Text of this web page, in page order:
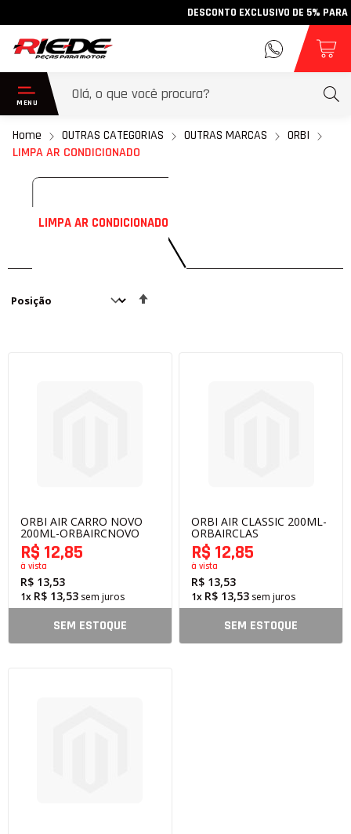
DESCONTO EXCLUSIVO DE 5% PARA
Home OUTRAS CATEGORIAS OUTRAS MARCAS
ORBI
LIMPA AR CONDICIONADO
LIMPA AR CONDICIONADO
ORBI AIR CARRO NOVO
200ML-ORBAIRCNOVO
R$ 13,53
R$ 12,85
à vista
1x R$ 13,53 sem juros
SEM ESTOQUE
ORBI AIR CLASSIC 200ML-
ORBAIRCLAS
R$ 13,53
R$ 12,85
à vista
1x R$ 13,53 sem juros
SEM ESTOQUE